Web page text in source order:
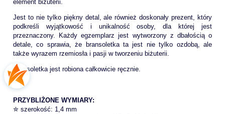
element biżuterii.
Jest to nie tylko piękny detal, ale również doskonały prezent, który
podkreśli wyjątkowość i unikalność osoby, dla której jest
przeznaczony. Każdy egzemplarz jest wytworzony z dbałością o
detale, co sprawia, że bransoletka ta jest nie tylko ozdobą, ale
także wyrazem rzemiosła i pasji w tworzeniu biżuterii.
Bransoletka jest robiona całkowicie ręcznie.
PRZYBLIŻONE WYMIARY:
✮ szerokość: 1,4 mm